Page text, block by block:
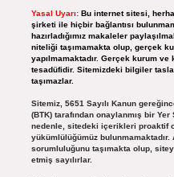
Yasal Uyarı: Bu internet sitesi,
şirketi ile hiçbir bağlantısı
hazırladığımız makaleler
niteliği taşımamakta olup, gerçek
yapılmamaktadır. Gerçek kurum
tesadüfidir. Sitemizdeki bilgiler
taşımazlar.
Sitemiz, 5651 Sayılı Kanun
(BTK) tarafından onaylanmış bir
nedenle, sitedeki içerikleri proaktif
yükümlülüğümüz
sorumluluğunu taşımakta olup,
etmiş sayılırlar.